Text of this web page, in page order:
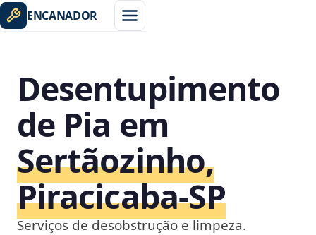
ENCANADOR
Desentupimento
de Pia em
Sertãozinho,
Piracicaba‑SP
Serviços de desobstrução e limpeza.